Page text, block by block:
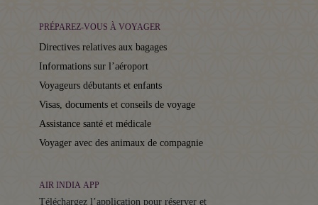
PRÉPAREZ-VOUS À VOYAGER
Directives relatives aux bagages
Informations sur l’aéroport
Voyageurs débutants et enfants
Visas, documents et conseils de voyage
Assistance santé et médicale
Voyager avec des animaux de compagnie
AIR INDIA APP
Téléchargez l’application pour réserver et